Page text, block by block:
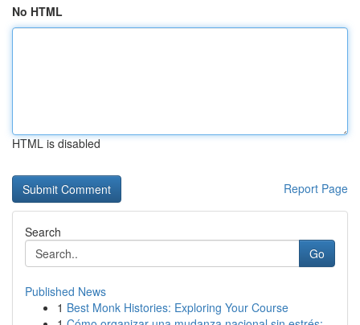
No HTML
HTML is disabled
Report Page
Search
Go
Published News
1 Best Monk Histories: Exploring Your Course